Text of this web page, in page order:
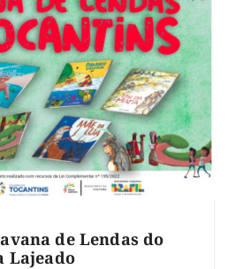
de Lendas do
Lajeado